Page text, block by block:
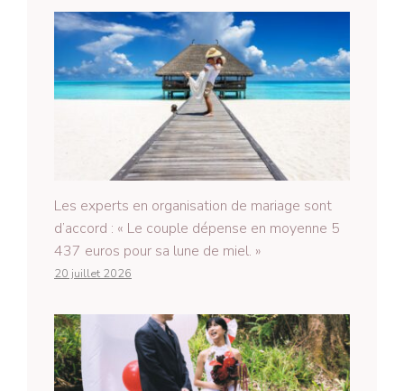
Les experts en organisation de mariage sont
d’accord : « Le couple dépense en moyenne 5
437 euros pour sa lune de miel. »
20 juillet 2026